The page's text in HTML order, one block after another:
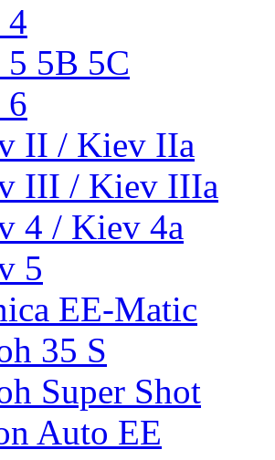
4
5 5B 5C
6
II / Kiev IIa
III / Kiev IIIa
4 / Kiev 4a
5
EE-Matic
35 S
Super Shot
Auto EE